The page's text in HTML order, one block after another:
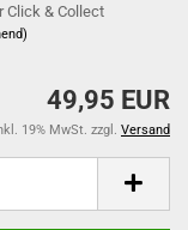
Click & Collect
49,95 EUR
19% MwSt. zzgl. Versand